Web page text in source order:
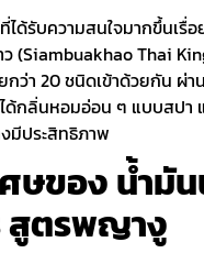
ด้รับความสนใจมากขึ้นเรื่
(Siambuakhao Thai
ว่า 20 ชนิดเข้าด้วยกัน ผ่า
ด้กลิ่นหอมอ่อน ๆ แบบสปา
มีประสิทธิภาพ
ษของ น้ำมั
สูตรพญางู